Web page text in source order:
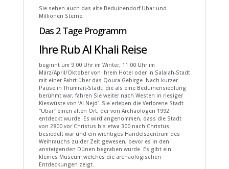
Sie sehen auch das alte Beduinendorf Ubar und
Millionen Sterne.
Das 2 Tage Programm
Ihre Rub Al Khali Reise
beginnt um 9:00 Uhr im Winter, 11:00 Uhr im
März/April/Oktober von Ihrem Hotel oder in Salalah-Stadt
mit einer Fahrt über das Qoura Gebirge. Nach kurzer
Pause in Thumrait-Stadt, die als eine Beduinensiedlung
berühmt war, fahren Sie weiter nach Westen in riesiger
Kieswüste von ‘Al Nejd’. Sie erleben die Verlorene Stadt
“Ubar” einen alten Ort, der von Archäologen 1992
entdeckt wurde. Es wird angenommen, dass die Stadt
von 2800 vor Christus bis etwa 300 nach Christus
besiedelt war und ein wichtiges Handelszentrum des
Weihrauchs zu der Zeit gewesen, bevor es in den
ansteigenden Dünen begraben wurde. Es gibt ein
kleines Museum welches die archäologischen
Entdeckungen zeigt.